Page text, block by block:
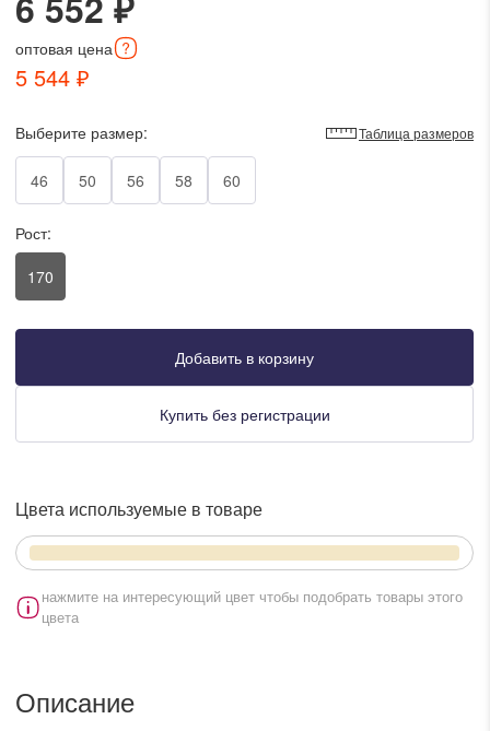
в WhatsApp
в Telegram
в Max
колл-центра:
- 15:00
оптовая цена
5 544 ₽
Выберите размер: Таблица размеров
46 50 56 58 60
Рост:
170
Добавить в корзину
Купить без регистрации
Цвета используемые в товаре
нажмите на интересующий цвет чтобы подобрать товары этого
цвета
Описание